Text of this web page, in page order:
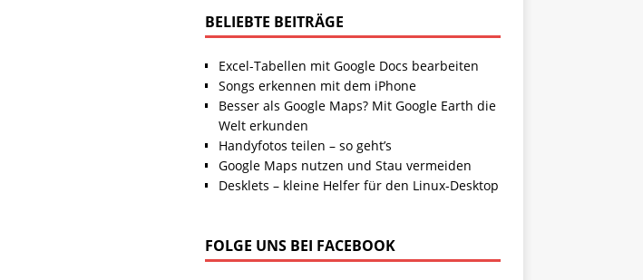
BELIEBTE BEITRÄGE
Excel-Tabellen mit Google Docs bearbeiten
Songs erkennen mit dem iPhone
Besser als Google Maps? Mit Google Earth die
Welt erkunden
Handyfotos teilen – so geht’s
Google Maps nutzen und Stau vermeiden
Desklets – kleine Helfer für den Linux-Desktop
FOLGE UNS BEI FACEBOOK